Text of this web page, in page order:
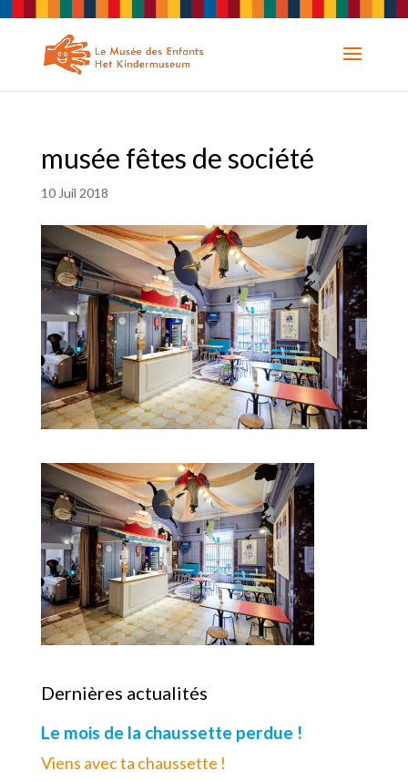
musée fêtes de société
10 Juil 2018
Dernières actualités
Le mois de la chaussette perdue !
Viens avec ta chaussette !